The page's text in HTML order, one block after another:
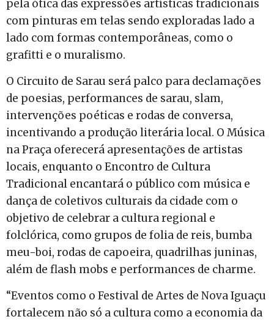
pela ótica das expressões artísticas tradicionais
com pinturas em telas sendo exploradas lado a
lado com formas contemporâneas, como o
grafitti e o muralismo.
O Circuito de Sarau será palco para declamações
de poesias, performances de sarau, slam,
intervenções poéticas e rodas de conversa,
incentivando a produção literária local. O Música
na Praça oferecerá apresentações de artistas
locais, enquanto o Encontro de Cultura
Tradicional encantará o público com música e
dança de coletivos culturais da cidade com o
objetivo de celebrar a cultura regional e
folclórica, como grupos de folia de reis, bumba
meu-boi, rodas de capoeira, quadrilhas juninas,
além de flash mobs e performances de charme.
“Eventos como o Festival de Artes de Nova Iguaçu
fortalecem não só a cultura como a economia da